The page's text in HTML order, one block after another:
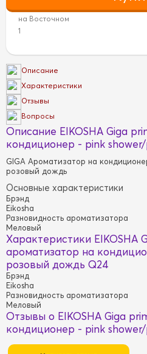
на Восточном
1
Описание
Характеристики
Отзывы
Вопросы
Описание EIKOSHA Giga
кондиционер - pink
GIGA Ароматизатор на
розовый дождь
Основные характеристики
Брэнд
Eikosha
Разновидность ароматизатора
Меловый
Характеристики EIKOSHA
ароматизатор на
розовый дождь Q24
Брэнд
Eikosha
Разновидность ароматизатора
Меловый
Отзывы о EIKOSHA Giga
кондиционер - pink